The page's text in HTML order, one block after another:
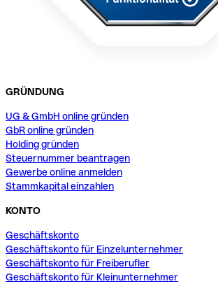
GRÜNDUNG
UG & GmbH online gründen
GbR online gründen
Holding gründen
Steuernummer beantragen
Gewerbe online anmelden
Stammkapital einzahlen
KONTO
Geschäftskonto
Geschäftskonto für Einzelunternehmer
Geschäftskonto für Freiberufler
Geschäftskonto für Kleinunternehmer